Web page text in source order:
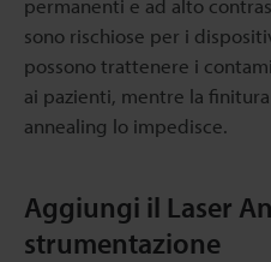
sono rischiose per i
possono trattenere i
ai pazienti, mentre la
annealing lo impedisce.
Aggiungi il Laser
strumentazione